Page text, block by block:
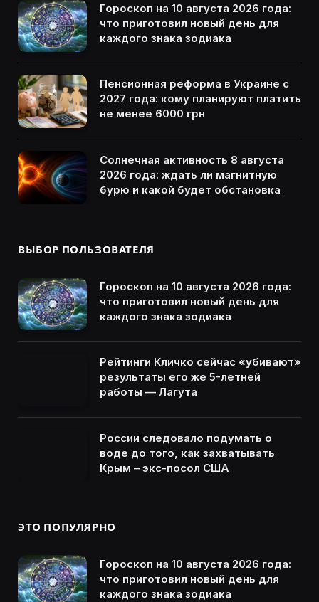
Гороскоп на 10 августа 2026 года:
что приготовил новый день для
каждого знака зодиака
Пенсионная реформа в Украине с
2027 года: кому планируют платить
не менее 6000 грн
Солнечная активность 8 августа
2026 года: ждать ли магнитную
бурю и какой будет обстановка
ВЫБОР ПОЛЬЗОВАТЕЛЯ
Гороскоп на 10 августа 2026 года:
что приготовил новый день для
каждого знака зодиака
Рейтинги Кличко сейчас «убивают»
результаты его же 5-летней
работы — Лагута
России следовало подумать о
воде до того, как захватывать
Крым – экс-посол США
ЭТО ПОПУЛЯРНО
Гороскоп на 10 августа 2026 года:
что приготовил новый день для
каждого знака зодиака